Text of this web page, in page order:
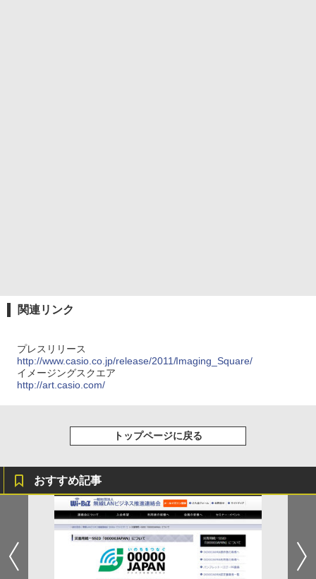
関連リンク
プレスリリース
http://www.casio.co.jp/release/2011/Imaging_Square/
イメージングスクエア
http://art.casio.com/
トップページに戻る
おすすめ記事